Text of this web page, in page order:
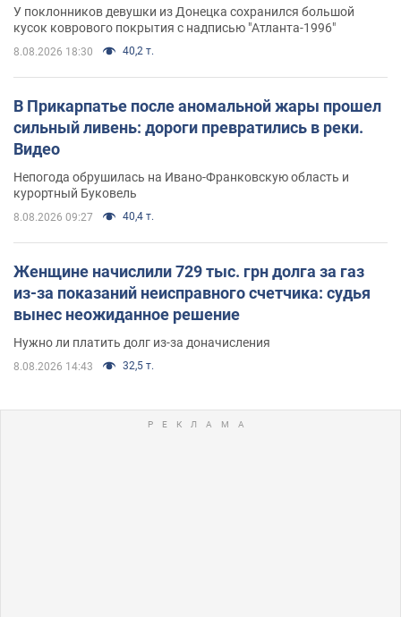
У поклонников девушки из Донецка сохранился большой
кусок коврового покрытия с надписью "Атланта-1996"
8.08.2026 18:30 40,2 т.
В Прикарпатье после аномальной жары прошел
сильный ливень: дороги превратились в реки.
Видео
Непогода обрушилась на Ивано-Франковскую область и
курортный Буковель
8.08.2026 09:27 40,4 т.
Женщине начислили 729 тыс. грн долга за газ
из-за показаний неисправного счетчика: судья
вынес неожиданное решение
Нужно ли платить долг из-за доначисления
8.08.2026 14:43 32,5 т.